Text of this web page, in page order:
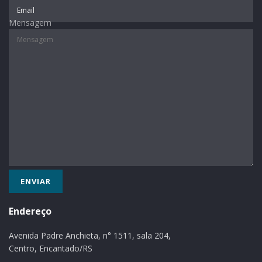
e é fundamental conservá-la”, enaltece o secretário.
O andamento da obra também tem sido acompanhado
pela prefeita em exercício, Evanete Inez Horst Grave. “É
Tags: investimento
Mensagem
Endereço
Avenida Padre Anchieta, n° 1511, sala 204,
Centro, Encantado/RS